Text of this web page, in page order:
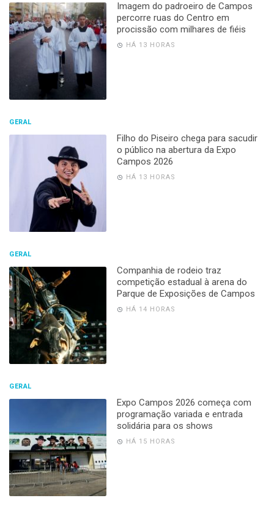
Imagem do padroeiro de Campos
percorre ruas do Centro em
procissão com milhares de fiéis
HÁ 13 HORAS
GERAL
Filho do Piseiro chega para sacudir
o público na abertura da Expo
Campos 2026
HÁ 13 HORAS
GERAL
Companhia de rodeio traz
competição estadual à arena do
Parque de Exposições de Campos
HÁ 14 HORAS
GERAL
Expo Campos 2026 começa com
programação variada e entrada
solidária para os shows
HÁ 15 HORAS